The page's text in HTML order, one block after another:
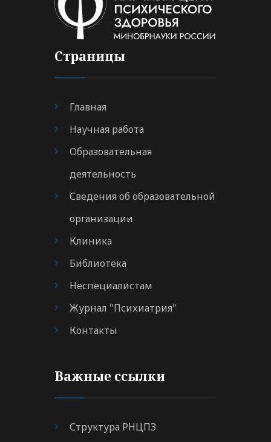
Страницы
Главная
Научная работа
Образовательная
деятельность
Сведения об образовательной
организации
Клиника
Библиотека
Неспециалистам
Журнал "Психиатрия"
Контакты
Важные ссылки
Структура РНЦПЗ